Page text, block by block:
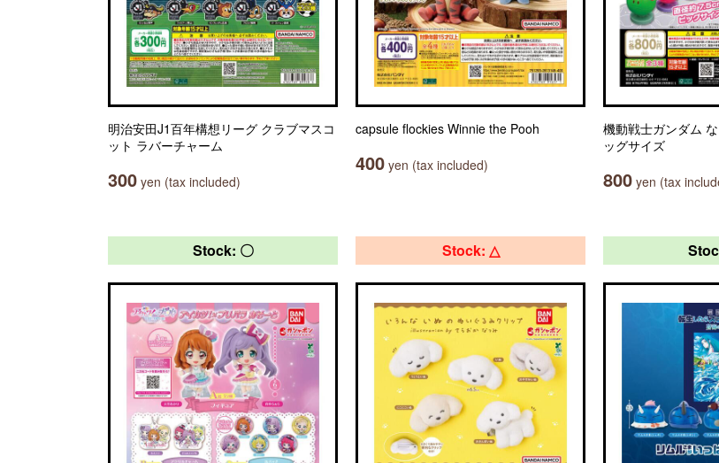
明治安田J1百年構想リーグ クラブマスコ
ット ラバーチャーム
300 yen (tax included)
capsule flockies Winnie the Pooh
400 yen (tax included)
機動戦士ガンダム
ッグサイズ
800 yen (tax
Stock: 〇 Stock: △